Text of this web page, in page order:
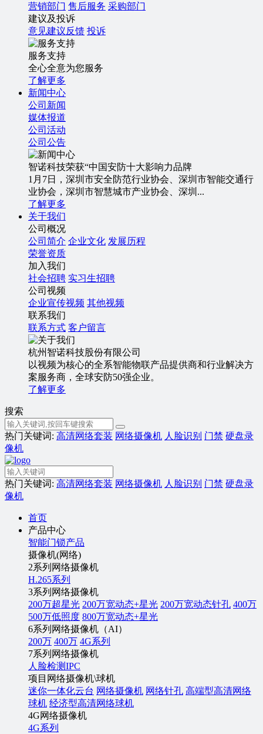
营销部门 售后服务 采购部门
建议及投诉
意见建议反馈 投诉
服务支持
全心全意为您服务
了解更多
新闻中心
公司新闻
媒体报道
公司活动
公司公告
智诺科技荣获“中国安防十大影响力品牌
1月7日，深圳市安全防范行业协会、深圳市智能交通行
业协会，深圳市智慧城市产业协会、深圳...
了解更多
关于我们
公司概况
公司简介 企业文化 发展历程
荣誉资质
加入我们
社会招聘 实习生招聘
公司视频
企业宣传视频 其他视频
联系我们
联系方式 客户留言
杭州智诺科技股份有限公司
以视频为核心的全系智能物联产品提供商和行业解决方
案服务商，全球安防50强企业。
了解更多
搜索
热门关键词: 高清网络套装 网络摄像机 人脸识别 门禁 硬盘录
像机
热门关键词: 高清网络套装 网络摄像机 人脸识别 门禁 硬盘录
像机
首页
产品中心
智能门锁产品
摄像机(网络)
2系列网络摄像机
H.265系列
3系列网络摄像机
200万超星光 200万宽动态+星光 200万宽动态针孔 400万
500万低照度 800万宽动态+星光
6系列网络摄像机（AI）
200万 400万 4G系列
7系列网络摄像机
人脸检测IPC
项目网络摄像机\球机
迷你一体化云台 网络摄像机 网络针孔 高端型高清网络
球机 经济型高清网络球机
4G网络摄像机
4G系列